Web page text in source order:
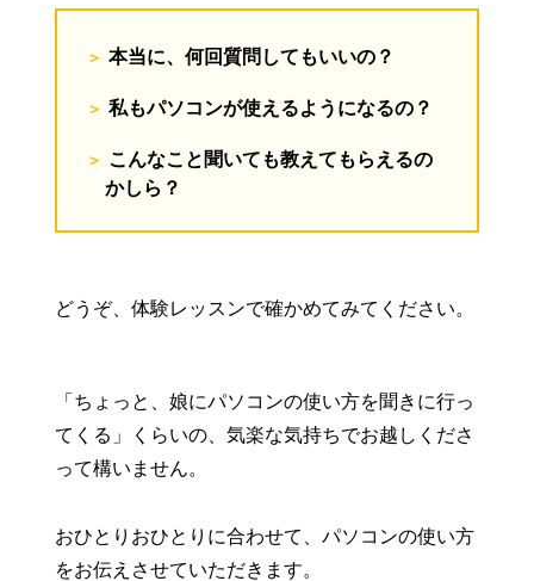
本当に、何回質問してもいいの？
私もパソコンが使えるようになるの？
こんなこと聞いても教えてもらえるの
かしら？
どうぞ、体験レッスンで確かめてみてください。
「ちょっと、娘にパソコンの使い方を聞きに行っ
てくる」くらいの、気楽な気持ちでお越しくださ
って構いません。
おひとりおひとりに合わせて、パソコンの使い方
をお伝えさせていただきます。